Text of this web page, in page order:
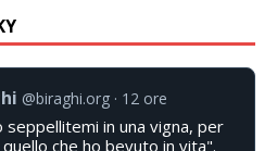
@biraghi.org 12 ore
seppellitemi in una vigna, per
che ho bevuto in vita".